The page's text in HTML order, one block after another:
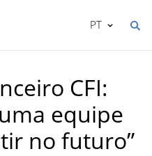
PT
CFI:
equipe
no futuro”